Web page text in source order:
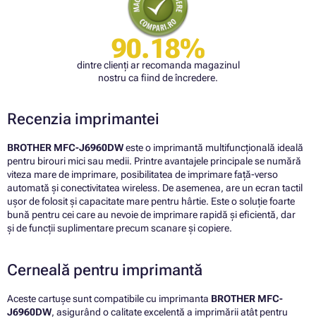
90.18%
dintre clienți ar recomanda magazinul
nostru ca fiind de încredere.
Recenzia imprimantei
BROTHER MFC-J6960DWeste o imprimantă multifuncțională ideală
pentru birouri mici sau medii. Printre avantajele principale se numără
viteza mare de imprimare, posibilitatea de imprimare față-verso
automată și conectivitatea wireless. De asemenea, are un ecran tactil
ușor de folosit și capacitate mare pentru hârtie. Este o soluție foarte
bună pentru cei care au nevoie de imprimare rapidă și eficientă, dar
și de funcții suplimentare precum scanare și copiere.
Cerneală pentru imprimantă
Aceste cartușe sunt compatibile cu imprimanta BROTHER MFC-
J6960DW, asigurând o calitate excelentă a imprimării atât pentru